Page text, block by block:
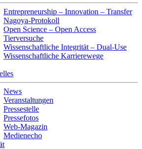
Entrepreneurship – Innovation – Transfer
Nagoya-Protokoll
Open Science – Open Access
Tierversuche
Wissenschaftliche Integrität – Dual-Use
Wissenschaftliche Karrierewege
News
Veranstaltungen
Pressestelle
Pressefotos
Web-Magazin
Medienecho